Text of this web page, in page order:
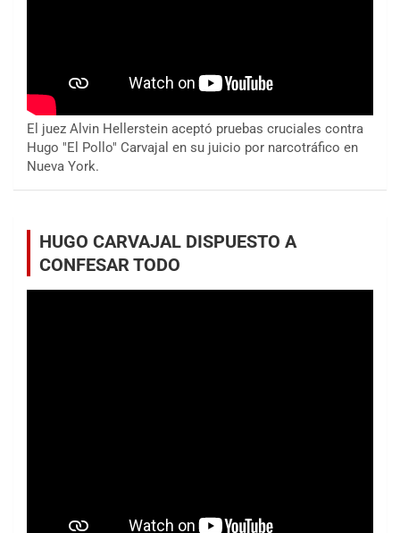
El juez Alvin Hellerstein aceptó pruebas cruciales contra
Hugo "El Pollo" Carvajal en su juicio por narcotráfico en
Nueva York.
HUGO CARVAJAL DISPUESTO A
CONFESAR TODO